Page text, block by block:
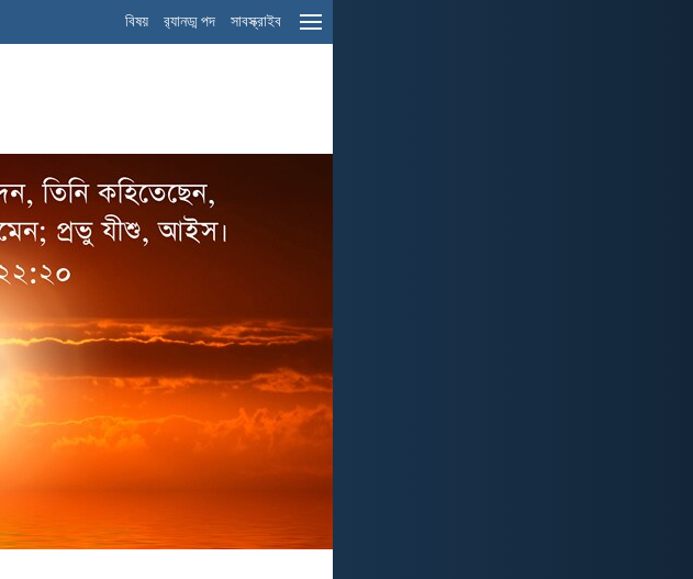
বিষয় র‌্যানড্ম পদ সাবস্ক্রাইব